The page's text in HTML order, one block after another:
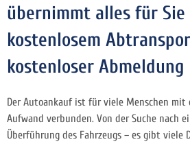
übernimmt alles für
kostenlosem
kostenloser Abmeldung
Der Autoankauf ist für viele Menschen mit
Aufwand verbunden. Von der Suche nach
Überführung des Fahrzeugs – es gibt viele